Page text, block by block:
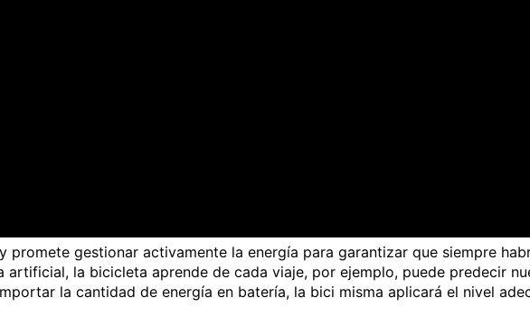
promete gestionar activamente la energía para garantizar que siempre
la bicicleta aprende de cada viaje, por ejemplo, puede predecir
la cantidad de energía en batería, la bici misma aplicará el nivel